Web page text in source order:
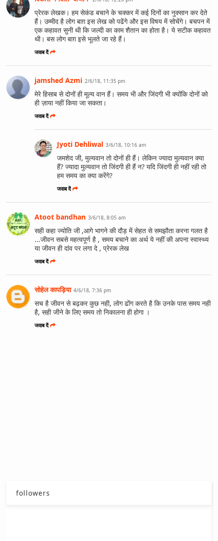
प्रेरक लेखक। हम सेकंड बचाने के चक्कर में कई दिनों का नुक्सान कर देते
हैं। उम्मीद है लोग बाग़ इस लेख को पढेंगे और इस विषय में सोचेंगे। बचपन में
एक कहावत सुनी थी कि जल्दी का काम शैतान का होता है। ये सटीक कहावत
थी। बस लोग बाग़ इसे भूलते जा रहे हैं।
जवाब दें
jamshed Azmi 2/6/18, 11:35 pm
मेरे हिसाब से दोनों ही मूल्य वान हैं। समय भी और जिंदगी भी क्योंकि दोनों को
ही ज़ाया नहीं किया जा सकता।
जवाब दें
Jyoti Dehliwal 3/6/18, 10:16 am
जमशेद जी, मुल्यवान तो दोनों ही हैं। लेकिन ज्यादा मुल्यवान क्या
हैं? ज्यादा मुल्यवान तो जिंदगी ही हैं न? यदि जिंदगी ही नहीं रही तो
हम समय का क्या करेंगे?
जवाब दें
Atoot bandhan 3/6/18, 8:05 am
सही कहा ज्योति जी ,आगे भागने की दौड़ में सेहत से समझौता करना गलत है
...जीवन सबसे महत्वपूर्ण है , समय बचाने का अर्थ ये नहीं की अपना स्वास्थ्य
या जीवन ही दांव पर लगा दे , प्रेरक लेख
जवाब दें
सोहेल कापड़िया 4/6/18, 7:36 pm
सच है जीवन से बढ़कर कुछ नही, लोग ढोंग करते है कि उनके पास समय नही
है, सही जीने के लिए समय तो निकालना ही होगा ।
जवाब दें
followers